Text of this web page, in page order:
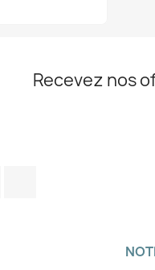
Recevez nos